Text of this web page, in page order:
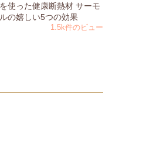
使った健康断熱材 サーモ
の嬉しい5つの効果
1.5k件のビュー